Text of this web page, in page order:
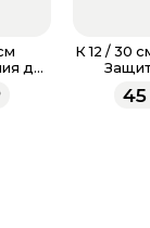
для
К 12 / 30
45